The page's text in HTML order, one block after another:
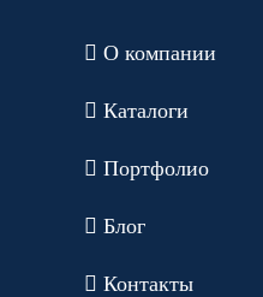
О компании
Каталоги
Портфолио
Блог
Контакты